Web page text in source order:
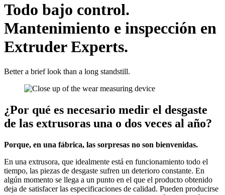
Todo bajo control.
Mantenimiento e inspección en
Extruder Experts.
Better a brief look than a long standstill.
¿Por qué es necesario medir el desgaste
de las extrusoras una o dos veces al año?
Porque, en una fábrica, las sorpresas no son bienvenidas.
En una extrusora, que idealmente está en funcionamiento todo el
tiempo, las piezas de desgaste sufren un deterioro constante. En
algún momento se llega a un punto en el que el producto obtenido
deja de satisfacer las especificaciones de calidad. Pueden producirse